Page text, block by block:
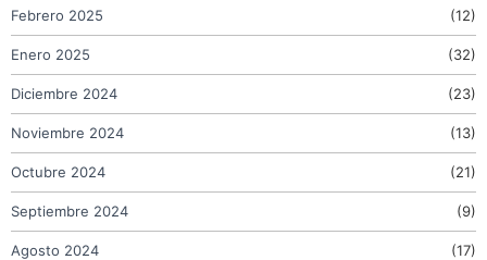
Febrero 2025 (12)
Enero 2025 (32)
Diciembre 2024 (23)
Noviembre 2024 (13)
Octubre 2024 (21)
Septiembre 2024 (9)
Agosto 2024 (17)